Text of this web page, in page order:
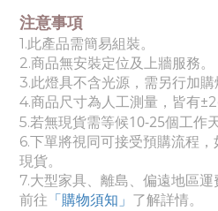
注意事項
1.此產品需簡易組裝。
2.商品無安裝定位及上牆服務。
3.此燈具不含光源，需另行加購
4.商品尺寸為人工測量，皆有
5.若無現貨需等候10-25個工作
6.下單將視同可接受預購流程
現貨。
7.大型家具、離島、偏遠地區
前往 「購物須知」 了解詳情。